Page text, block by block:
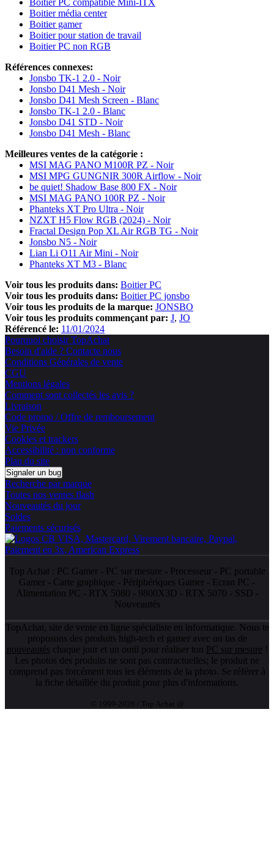
Boitier média center
Boitier gamer
Boitier pour station de travail
Boitier PC non RGB
Références connexes:
Jonsbo TK-1 2.0 - Noir
Jonsbo D41 Mesh - Noir
Jonsbo D41 Mesh Screen - Blanc
Jonsbo TK-1 2.0 - Blanc
Jonsbo D41 STD - Noir
Jonsbo D41 Mesh - Blanc
Meilleures ventes de la catégorie :
MSI MAG PANO M100R PZ - Noir
MSI MPG GUNGNIR 300R Airflow - Noir
be quiet! Shadow Base 800 FX - Noir
MSI MAG PANO 100R PZ - Noir
Phanteks XT Pro Ultra - Noir
NZXT H5 Flow RGB (2024) - Noir
Fractal Design Pop XL Air RGB TG - Noir
Jonsbo N5 - Noir
Lian Li O11 Air Mini - Noir
Phanteks XT M3 - Blanc
Voir tous les produits dans: Boitier PC
Voir tous les produits dans: Boitier PC jonsbo
Voir tous les produits de la marque: JONSBO
Voir tous les produits commençant par: J JO
Référencé le: 11/01/2024
Pourquoi choisir TopAchat
Besoin d'aide ? Contacte nous
Conditions Générales de vente
CGU
Mentions légales
Comment sont collectés les avis ?
Livraison
Code promo / Offre de remboursement
Vie Privée
Cookies et trackers
Accessibilité : non conforme
Plan du site
Signaler un bug
Recherche par marque
Toutes nos ventes flash
Nouveautés du jour
Soldes
Paiements sécurisés
Top Achat : PC Gamer- PC sur mesure - Processeur- PC portable
Gamer - Carte graphique - Périphériques Gamer - Ecran PC -
Alimentation PC - RTX 5080 - 9800X3D - RTX 5070 - SSD -
Nouveautés
TopAchat, site de vente en ligne spécialiste en informatique. Nous te
proposons des produits high-tech et gamer avec un tas de
nouveautés chaque jour et un outil pour réaliser ton PC sur mesure !
Les photos des produits ne sont pas contractuelles; le produit ne
comprend pas forcément tous les éléments de la photo. Se référer à
la fiche détaillée du produit pour plus d'informations.
© 1999-2026 / Top Achat @